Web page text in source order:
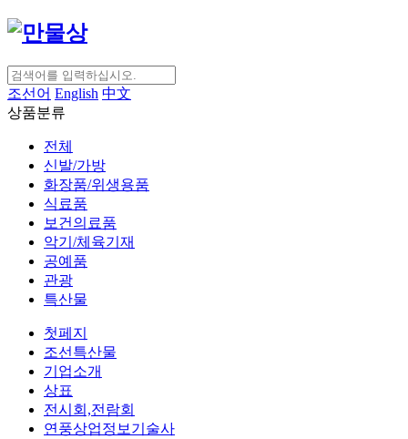
조선어 English 中文
상품분류
전체
신발/가방
화장품/위생용품
식료품
보건의료품
악기/체육기재
공예품
관광
특산물
첫페지
조선특산물
기업소개
상표
전시회,전람회
연풍상업정보기술사